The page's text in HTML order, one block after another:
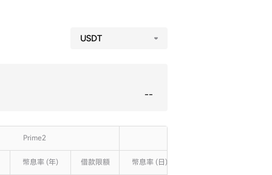
USDT
--
Prime2
幣息率 (年) 借款限額 幣息率 (日)
幣息率 (年) 借款限額 幣息率 (日)